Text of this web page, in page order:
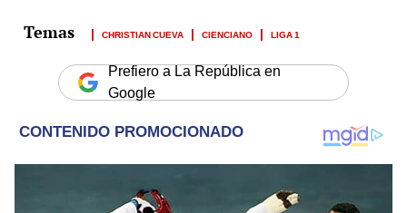
CHRISTIAN CUEVA CIENCIANO LIGA 1
Prefiero a La República en
Google